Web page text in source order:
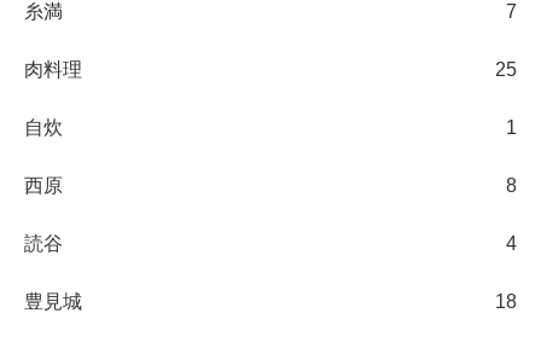
糸満 7
肉料理 25
自炊 1
西原 8
読谷 4
豊見城 18